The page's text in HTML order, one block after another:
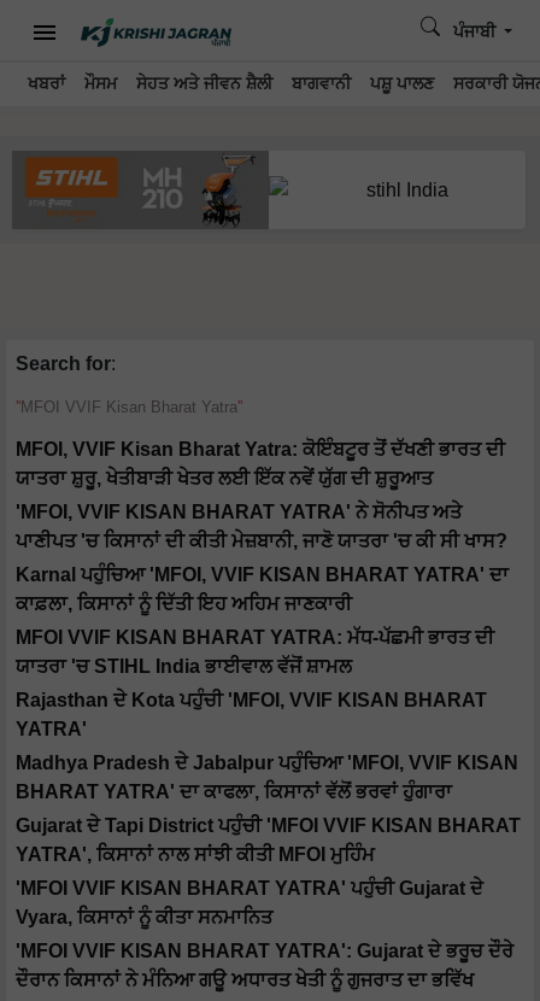
ਖਬਰਾਂ ਮੌਸਮ ਸੇਹਤ ਅਤੇ ਜੀਵਨ ਸ਼ੈਲੀ ਬਾਗਵਾਨੀ ਪਸ਼ੂ ਪਾਲਣ ਸਰਕਾਰੀ
ਪੰਜਾਬੀ
Search for:
MFOI VVIF Kisan Bharat Yatra
MFOI, VVIF Kisan Bharat Yatra: ਕੋਇੰਬਟੂਰ ਤੋਂ ਦੱਖਣੀ ਭਾਰਤ ਦੀ
ਯਾਤਰਾ ਸ਼ੁਰੂ, ਖੇਤੀਬਾੜੀ ਖੇਤਰ ਲਈ ਇੱਕ ਨਵੇਂ ਯੁੱਗ ਦੀ ਸ਼ੁਰੂਆਤ
'MFOI, VVIF KISAN BHARAT YATRA' ਨੇ ਸੋਨੀਪਤ ਅਤੇ
ਪਾਣੀਪਤ 'ਚ ਕਿਸਾਨਾਂ ਦੀ ਕੀਤੀ ਮੇਜ਼ਬਾਨੀ, ਜਾਣੋ ਯਾਤਰਾ 'ਚ ਕੀ ਸੀ ਖਾਸ?
Karnal ਪਹੁੰਚਿਆ 'MFOI, VVIF KISAN BHARAT YATRA' ਦਾ
ਕਾਫ਼ਲਾ, ਕਿਸਾਨਾਂ ਨੂੰ ਦਿੱਤੀ ਇਹ ਅਹਿਮ ਜਾਣਕਾਰੀ
MFOI VVIF KISAN BHARAT YATRA: ਮੱਧ-ਪੱਛਮੀ ਭਾਰਤ ਦੀ
ਯਾਤਰਾ 'ਚ STIHL India ਭਾਈਵਾਲ ਵੱਜੋਂ ਸ਼ਾਮਲ
Rajasthan ਦੇ Kota ਪਹੁੰਚੀ 'MFOI, VVIF KISAN BHARAT
YATRA'
Madhya Pradesh ਦੇ Jabalpur ਪਹੁੰਚਿਆ 'MFOI, VVIF KISAN
BHARAT YATRA' ਦਾ ਕਾਫਲਾ, ਕਿਸਾਨਾਂ ਵੱਲੋਂ ਭਰਵਾਂ ਹੁੰਗਾਰਾ
Gujarat ਦੇ Tapi District ਪਹੁੰਚੀ 'MFOI VVIF KISAN BHARAT
YATRA', ਕਿਸਾਨਾਂ ਨਾਲ ਸਾਂਝੀ ਕੀਤੀ MFOI ਮੁਹਿੰਮ
'MFOI VVIF KISAN BHARAT YATRA' ਪਹੁੰਚੀ Gujarat ਦੇ
Vyara, ਕਿਸਾਨਾਂ ਨੂੰ ਕੀਤਾ ਸਨਮਾਨਿਤ
'MFOI VVIF KISAN BHARAT YATRA': Gujarat ਦੇ ਭਰੂਚ ਦੌਰੇ
ਦੌਰਾਨ ਕਿਸਾਨਾਂ ਨੇ ਮੰਨਿਆ ਗਊ ਅਧਾਰਤ ਖੇਤੀ ਨੂੰ ਗੁਜਰਾਤ ਦਾ ਭਵਿੱਖ